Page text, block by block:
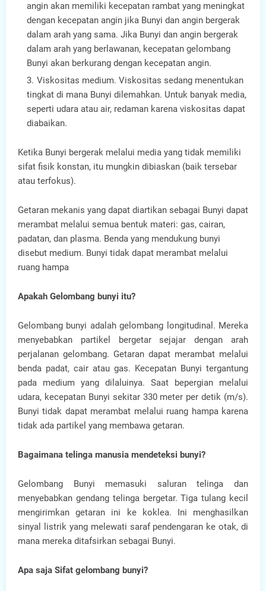
angin akan memiliki kecepatan rambat yang meningkat
dengan kecepatan angin jika Bunyi dan angin bergerak
dalam arah yang sama. Jika Bunyi dan angin bergerak
dalam arah yang berlawanan, kecepatan gelombang
Bunyi akan berkurang dengan kecepatan angin.
Viskositas medium. Viskositas sedang menentukan
tingkat di mana Bunyi dilemahkan. Untuk banyak media,
seperti udara atau air, redaman karena viskositas dapat
diabaikan.
Ketika Bunyi bergerak melalui media yang tidak memiliki
sifat fisik konstan, itu mungkin dibiaskan (baik tersebar
atau terfokus).
Getaran mekanis yang dapat diartikan sebagai Bunyi dapat
merambat melalui semua bentuk materi: gas, cairan,
padatan, dan plasma. Benda yang mendukung bunyi
disebut medium. Bunyi tidak dapat merambat melalui
ruang hampa
Apakah Gelombang bunyi itu?
Gelombang bunyi adalah gelombang longitudinal. Mereka
menyebabkan partikel bergetar sejajar dengan arah
perjalanan gelombang. Getaran dapat merambat melalui
benda padat, cair atau gas. Kecepatan Bunyi tergantung
pada medium yang dilaluinya. Saat bepergian melalui
udara, kecepatan Bunyi sekitar 330 meter per detik (m/s).
Bunyi tidak dapat merambat melalui ruang hampa karena
tidak ada partikel yang membawa getaran.
Bagaimana telinga manusia mendeteksi bunyi?
Gelombang Bunyi memasuki saluran telinga dan
menyebabkan gendang telinga bergetar. Tiga tulang kecil
mengirimkan getaran ini ke koklea. Ini menghasilkan
sinyal listrik yang melewati saraf pendengaran ke otak, di
mana mereka ditafsirkan sebagai Bunyi.
Apa saja Sifat gelombang bunyi?